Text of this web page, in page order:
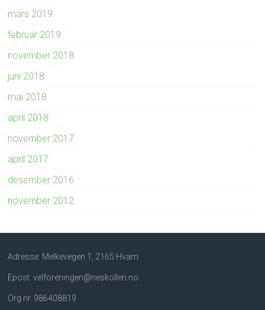
mars 2019
februar 2019
november 2018
juni 2018
mai 2018
april 2018
november 2017
april 2017
desember 2016
november 2012
Adresse: Melkevegen 1, 2165 Hvam
Epost: velforeningen@neskollen.no
Org.nr. 986408819